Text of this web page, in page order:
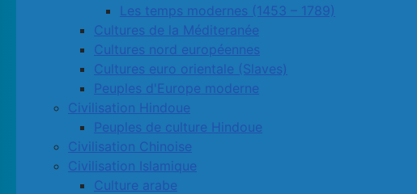
Les temps modernes (1453 – 1789)
Cultures de la Méditeranée
Cultures nord européennes
Cultures euro orientale (Slaves)
Peuples d'Europe moderne
Civilisation Hindoue
Peuples de culture Hindoue
Civilisation Chinoise
Civilisation Islamique
Culture arabe